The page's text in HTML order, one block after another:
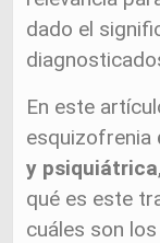
dado el
En este
esquizofrenia
y psiquiátrica
qué es este
cuáles son